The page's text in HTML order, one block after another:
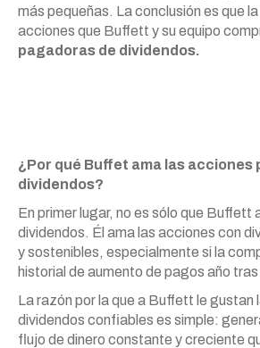
más pequeñas. La conclusión es que
acciones que Buffett y su equipo
pagadoras de dividendos.
¿Por qué Buffet ama las acciones
dividendos?
En primer lugar, no es sólo que Buffett
dividendos. Él ama las acciones con
y sostenibles, especialmente si la
historial de aumento de pagos año tras
La razón por la que a Buffett le gustan
dividendos confiables es simple:
flujo de dinero constante y creciente